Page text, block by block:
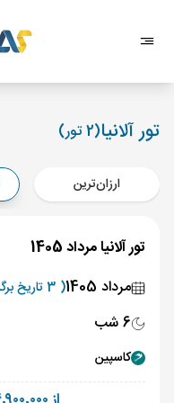
تور آلانیا(2 تور)
ارزان‌ترین
تور آلانیا مرداد 1405
مرداد 1405
( 3 تاریخ برگزاری )
6 شب
کاسپین